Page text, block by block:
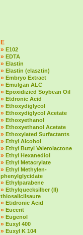
E
» E102
» EDTA
» Elastin
» Elastin (elasztin)
» Embryo Extract
» Emulgan ALC
» Epoxidizied Soybean Oil
» Etdronic Acid
» Ethoxydiglycol
» Ethoxydiglycol Acetate
» Ethoxyethanol
» Ethoxyethanol Acetate
» Ethoxylated Surfactants
» Ethyl Alcohol
» Ethyl Butyl Valerolactone
» Ethyl Hexanediol
» Ethyl Metacrylate
» Ethyl Methylen-
phenylglycidate
» Ethylparabene
» Ethylquecksilber (II)
thiosalicilsaure
» Etidronic Acid
» Eucerit
» Eugenol
» Euxyl 400
» Euxyl K 104